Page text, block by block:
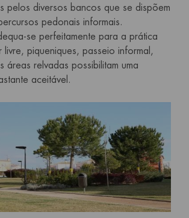
pelos diversos bancos que se dispõem
pedonais informais.
se perfeitamente para a prática
piqueniques, passeio informal,
áreas relvadas possibilitam uma
aceitável.